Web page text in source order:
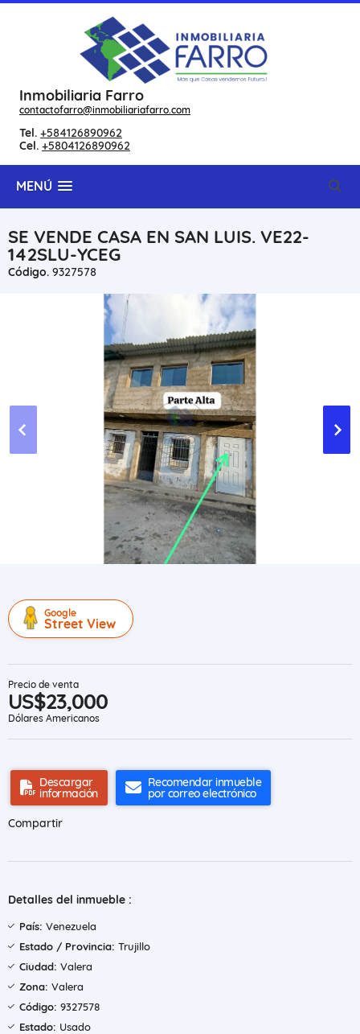
Inmobiliaria Farro
contactofarro@inmobiliariafarro.com
Tel. +584126890962
Cel. +5804126890962
MENÚ
SE VENDE CASA EN SAN LUIS. VE22-
142SLU-YCEG
Código. 9327578
Google
Street View
Precio de venta
US$23,000
Dólares Americanos
Descargar
información
Recomendar inmueble
por correo electrónico
Compartir
Detalles del inmueble :
País: Venezuela
Estado / Provincia: Trujillo
Ciudad: Valera
Zona: Valera
Código: 9327578
Estado: Usado